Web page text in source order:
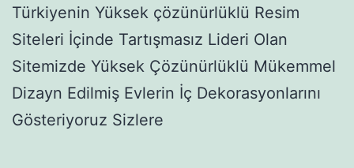
Türkiyenin Yüksek çözünürlüklü Resim
Siteleri İçinde Tartışmasız Lideri Olan
Sitemizde Yüksek Çözünürlüklü Mükemmel
Dizayn Edilmiş Evlerin İç Dekorasyonlarını
Gösteriyoruz Sizlere